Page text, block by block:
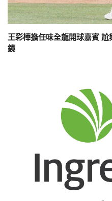
王彩樺擔任味全龍開球嘉賓
鏡